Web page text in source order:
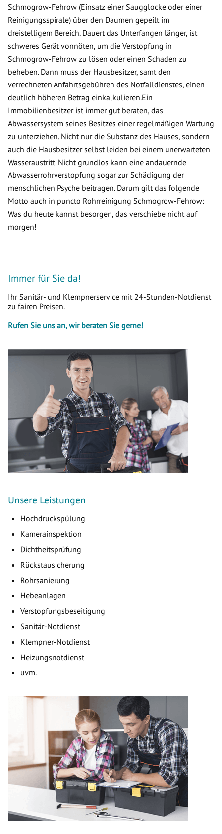
Schmogrow-Fehrow (Einsatz einer Saugglocke oder einer
Reinigungsspirale) über den Daumen gepeilt im
dreistelligem Bereich. Dauert das Unterfangen länger, ist
schweres Gerät vonnöten, um die Verstopfung in
Schmogrow-Fehrow zu lösen oder einen Schaden zu
beheben. Dann muss der Hausbesitzer, samt den
verrechneten Anfahrtsgebühren des Notfalldienstes, einen
deutlich höheren Betrag einkalkulieren.Ein
Immobilienbesitzer ist immer gut beraten, das
Abwassersystem seines Besitzes einer regelmäßigen Wartung
zu unterziehen. Nicht nur die Substanz des Hauses, sondern
auch die Hausbesitzer selbst leiden bei einem unerwarteten
Wasseraustritt. Nicht grundlos kann eine andauernde
Abwasserrohrverstopfung sogar zur Schädigung der
menschlichen Psyche beitragen. Darum gilt das folgende
Motto auch in puncto Rohrreinigung Schmogrow-Fehrow:
Was du heute kannst besorgen, das verschiebe nicht auf
morgen!
Immer für Sie da!
Ihr Sanitär- und Klempnerservice mit 24-Stunden-Notdienst
zu fairen Preisen.
Rufen Sie uns an, wir beraten Sie gerne!
Unsere Leistungen
Hochdruckspülung
Kamerainspektion
Dichtheitsprüfung
Rückstausicherung
Rohrsanierung
Hebeanlagen
Verstopfungsbeseitigung
Sanitär-Notdienst
Klempner-Notdienst
Heizungsnotdienst
uvm.